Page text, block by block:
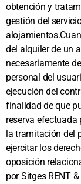
obtención y
gestión del
del alquiler de un
necesariamente
personal del
ejecución del
finalidad de que
reserva efectuada
la tramitación del
ejercitar los
oposición
por Sitges RENT